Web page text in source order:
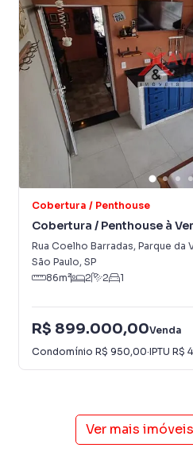
Cobertura / Penthouse
Cobertura / Penthouse à
Prudente
Rua Coelho Barradas, Parque da
São Paulo, SP
86m² 2 2 1
R$ 899.000,00Venda
Condomínio R$ 950,00·IPTU R$
Ver mais